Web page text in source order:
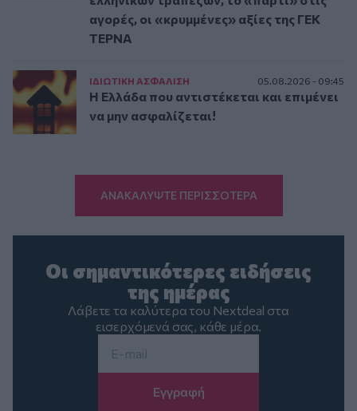
αγορές, οι «κρυμμένες» αξίες της ΓΕΚ
ΤΕΡΝΑ
ΙΔΙΩΤΙΚΗ ΑΣΦAΛΙΣΗ 05.08.2026 - 09:45
Η Ελλάδα που αντιστέκεται και επιμένει
να μην ασφαλίζεται!
ΑΝΑΚΑΛΥΨΤΕ ΠΕΡΙΣΣΟΤΕΡΑ
Οι σημαντικότερες ειδήσεις
της ημέρας
Λάβετε τα καλύτερα του Nextdeal στα
εισερχόμενά σας, κάθε μέρα.